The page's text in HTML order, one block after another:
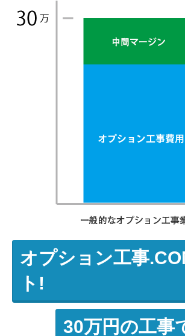
オプション工事
ト!
30万円の工事